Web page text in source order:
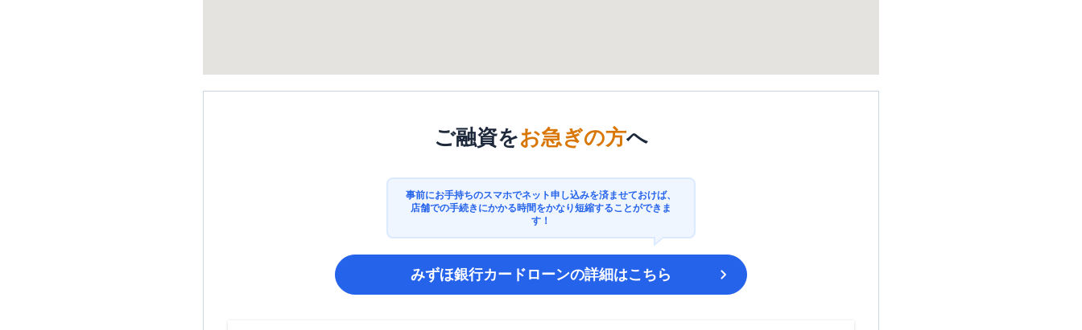
ご融資をお急ぎの方へ
事前にお手持ちのスマホでネット申し込みを済ませておけば、
店舗での手続きにかかる時間をかなり短縮することができま
す！
みずほ銀行カードローンの詳細はこちら